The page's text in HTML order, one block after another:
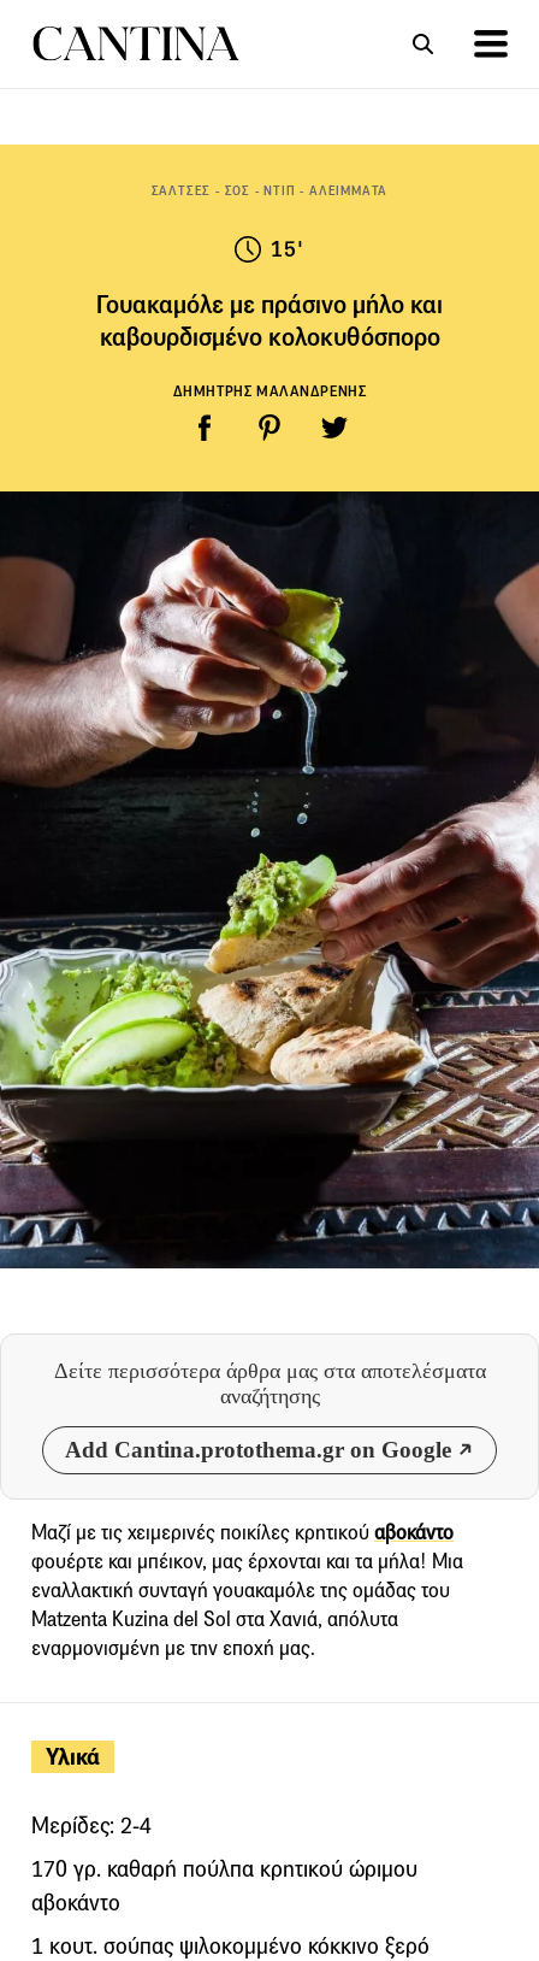
ΣΑΛΤΣΕΣ - ΣΟΣ - ΝΤΙΠ - ΑΛΕΙΜΜΑΤΑ
15'
Γουακαμόλε με πράσινο μήλο και
καβουρδισμένο κολοκυθόσπορο
ΔΗΜΗΤΡΗΣ ΜΑΛΑΝΔΡΕΝΗΣ
Δείτε περισσότερα άρθρα μας στα αποτελέσματα
αναζήτησης
Add Cantina.protothema.gr on Google
Υλικά
Μερίδες: 2-4
170 γρ. καθαρή πούλπα κρητικού ώριμου
αβοκάντο
1 κουτ. σούπας ψιλοκομμένο κόκκινο ξερό
Μαζί με τις χειμερινές ποικίλες κρητικού αβοκάντο
φουέρτε και μπέικον, μας έρχονται και τα μήλα! Μια
εναλλακτική συνταγή γουακαμόλε της ομάδας του
Matzenta Kuzina del Sol στα Χανιά, απόλυτα
εναρμονισμένη με την εποχή μας.